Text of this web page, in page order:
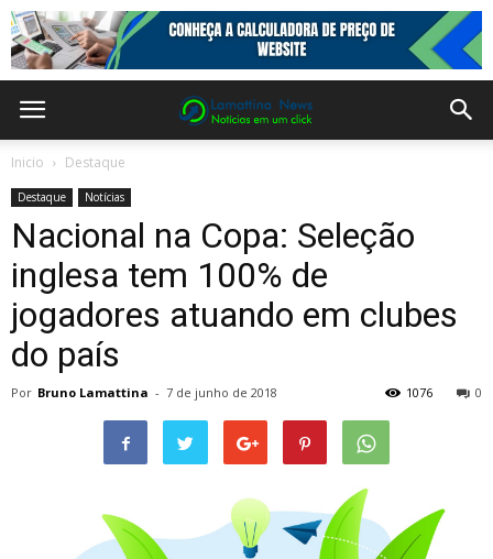
Inicio Destaque
Destaque Notícias
Nacional na Copa: Seleção
inglesa tem 100% de
jogadores atuando em clubes
do país
Por Bruno Lamattina - 7 de junho de 2018 0
1076